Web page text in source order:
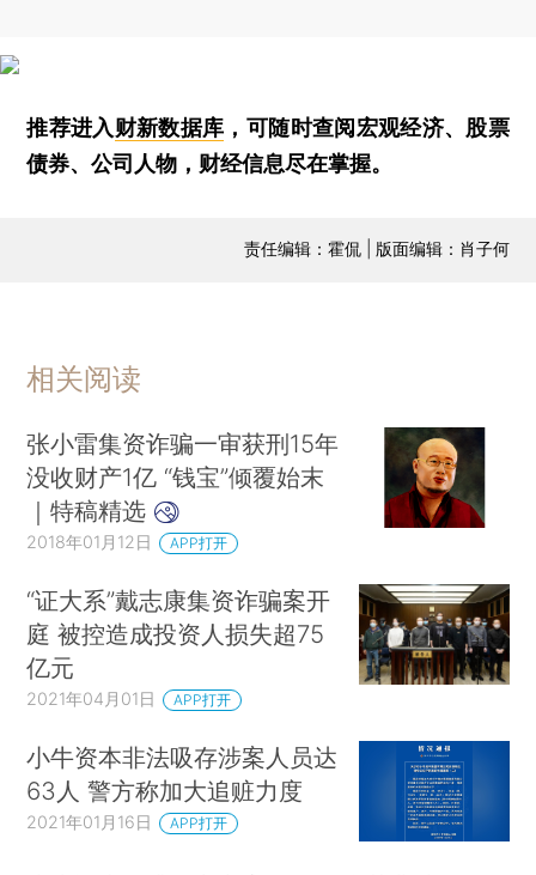
推荐进入财新数据库 ，可随时查阅宏观经济、股票
债券、公司人物，财经信息尽在掌握。
责任编辑：霍侃 | 版面编辑：肖子何
相关阅读
张小雷集资诈骗一审获刑15年
没收财产1亿 “钱宝”倾覆始末
｜特稿精选
2018年01月12日 APP打开
“证大系”戴志康集资诈骗案开
庭 被控造成投资人损失超75
亿元
2021年04月01日 APP打开
小牛资本非法吸存涉案人员达
63人 警方称加大追赃力度
2021年01月16日 APP打开